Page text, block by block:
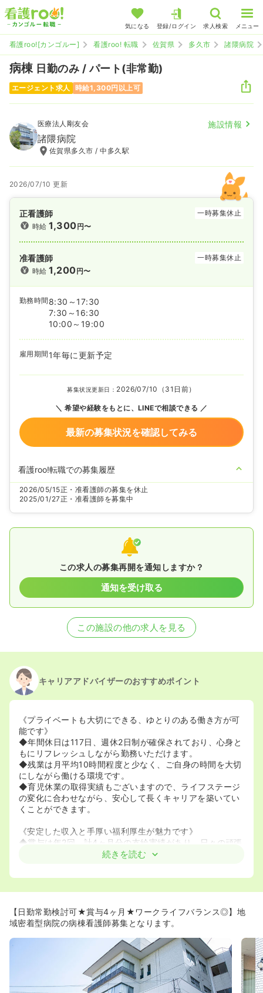
気になる 登録/ログイン 求人検索 メニュー
看護roo![カンゴルー] 看護roo! 転職 佐賀県 多久市 諸隈病院
病棟 日勤のみ / パート(非常勤)
エージェント求人 時給1,300円以上可
医療法人剛友会 施設情報
諸隈病院
佐賀県多久市 / 中多久駅
2026/07/10 更新
正看護師
一時募集休止
時給1,300円〜
准看護師
一時募集休止
時給1,200円〜
勤務時間 8:30～17:30
7:30～16:30
10:00～19:00
雇用期間 1年毎に更新予定
募集状況更新日： 2026/07/10（31日前）
希望や経験をもとに、LINEで相談できる
最新の募集状況を確認してみる
看護roo!転職での募集履歴
2026/05/15正・准看護師の募集を休止
2025/01/27正・准看護師を募集中
この求人の募集再開を通知しますか？
通知を受け取る
この施設の他の求人を見る
キャリアアドバイザーのおすすめポイント
《プライベートも大切にできる、ゆとりのある働き方が可
能です》
◆年間休日は117日、週休2日制が確保されており、心身と
もにリフレッシュしながら勤務いただけます。
◆残業は月平均10時間程度と少なく、ご自身の時間を大切
にしながら働ける環境です。
◆育児休業の取得実績もございますので、ライフステージ
の変化に合わせながら、安心して長くキャリアを築いてい
くことができます。
《安定した収入と手厚い福利厚生が魅力です》
◆賞与は年2回、計4ヶ月分の支給実績があり、日々の頑張
りがきちんと評価される体制です。
か、退職金制度も整っており、経済的な安定を支えます。
《経験に不安のある方でも安心してスタートできます》
ブランクのある方や、経験の浅い方も歓迎いたします。
◆准看護師の資格をお持ちの方もご応募いただけます。資
格を活かして、地域医療に貢献しませんか。
◆新卒の方も応募可能ですので、これから看護師としての
キャリアを築いていきたいとお考えの方にも適した環境で
続きを読む
【日勤常勤検討可★賞与4ヶ月★ワークライフバランス◎】地
域密着型病院の病棟看護師募集となります。